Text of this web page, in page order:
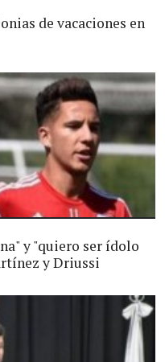
de vacaciones en
y "quiero ser ídolo
y Driussi